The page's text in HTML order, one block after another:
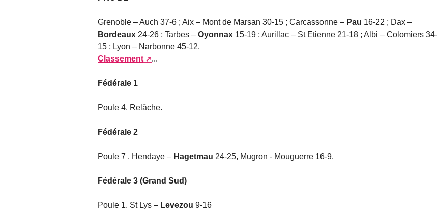
Grenoble – Auch 37-6 ; Aix – Mont de Marsan 30-15 ; Carcassonne – Pau 16-22 ; Dax –
Bordeaux 24-26 ; Tarbes – Oyonnax 15-19 ; Aurillac – St Etienne 21-18 ; Albi – Colomiers 34-
15 ; Lyon – Narbonne 45-12.
Classement
...
Fédérale 1
Poule 4. Relâche.
Fédérale 2
Poule 7 . Hendaye – Hagetmau 24-25, Mugron - Mouguerre 16-9.
Fédérale 3 (Grand Sud)
Poule 1. St Lys – Levezou 9-16